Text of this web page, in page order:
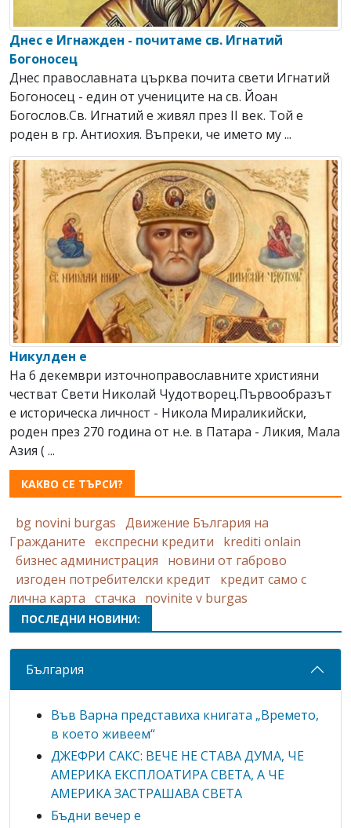
Днес е Игнажден - почитаме св. Игнатий
Богоносец
Днес православната църква почита свети Игнатий
Богоносец - един от учениците на св. Йоан
Богослов.Св. Игнатий е живял през ІІ век. Той е
роден в гр. Антиохия. Въпреки, че името му ...
Никулден е
На 6 декември източноправославните християни
честват Свeти Николай Чудотворец.Първообразът
е историческа личност - Никола Мираликийски,
роден през 270 година от н.е. в Патара - Ликия, Мала
Азия ( ...
КАКВО СЕ ТЪРСИ?
bg novini burgas Движение България на
Гражданите експресни кредити
krediti onlain
бизнес администрация
новини от габрово
изгоден потребителски кредит
кредит само с
лична карта стачка novinite v burgas
ПОСЛЕДНИ НОВИНИ:
България
Във Варна представиха книгата „Времето,
в което живеем“
ДЖЕФРИ САКС: ВЕЧЕ НЕ СТАВА ДУМА, ЧЕ
АМЕРИКА ЕКСПЛОАТИРА СВЕТА, А ЧЕ
АМЕРИКА ЗАСТРАШАВА СВЕТА
Бъдни вечер е